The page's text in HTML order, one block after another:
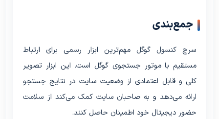
جمع‌بندی
سرچ کنسول گوگل مهم‌ترین ابزار رسمی برای ارتباط
مستقیم با موتور جستجوی گوگل است. این ابزار تصویر
کلی و قابل اعتمادی از وضعیت سایت در نتایج جستجو
ارائه می‌دهد و به صاحبان سایت کمک می‌کند از سلامت
حضور دیجیتال خود اطمینان حاصل کنند.